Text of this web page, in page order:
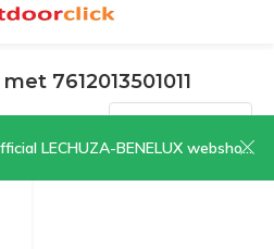
BENELUX webshop | CLICK HERE NOW!
7612013501011
Sorteren op: